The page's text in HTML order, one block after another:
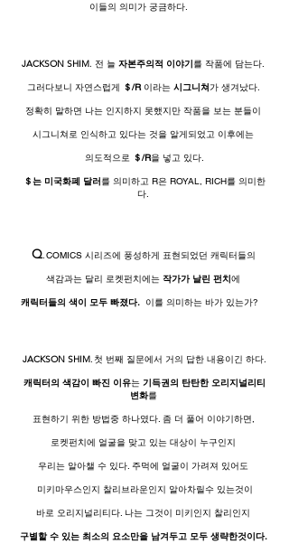
이들의 의미가 궁금하다.
JACKSON SHIM. 전 늘 자본주의적 이야기를 작품에 담는다.
그러다보니 자연스럽게 ＄/R이라는 시그니쳐가 생겨났다.
정확히 말하면 나는 인지하지 못했지만 작품을 보는 분들이
시그니쳐로 인식하고 있다는 것을 알게되었고 이후에는
의도적으로 ＄/R을 넣고 있다.
＄는 미국화폐 달러를 의미하고 R은 ROYAL, RICH를 의미한
다.
Q.COMICS 시리즈에 풍성하게 표현되었던 캐릭터들의
색감과는 달리 로켓펀치에는 작가가 날린 펀치에
캐릭터들의 색이 모두 빠졌다.이를 의미하는 바가 있는가?
JACKSON SHIM. 첫 번째 질문에서 거의 답한 내용이긴 하다.
캐릭터의 색감이 빠진 이유는 기득권의 탄탄한 오리지널리티
변화를
표현하기 위한 방법중 하나였다. 좀 더 풀어 이야기하면,
로켓펀치에 얼굴을 맞고 있는 대상이 누구인지
우리는 알아챌 수 있다. 주먹에 얼굴이 가려져 있어도
미키마우스인지 찰리브라운인지 알아차릴수 있는것이
바로 오리지널리티다. 나는 그것이 미키인지 찰리인지
구별할 수 있는 최소의 요소만을 남겨두고 모두 생략한것이다.